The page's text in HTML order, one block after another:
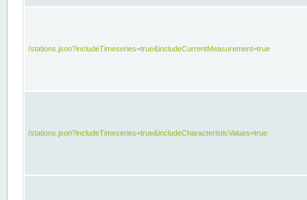
/stations.json?includeTimeseries=true&includeCurrentMeasurement=true
/stations.json?includeTimeseries=true&includeCharacteristicValues=true